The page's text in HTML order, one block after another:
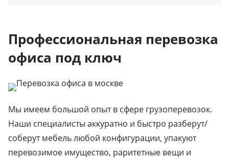
Профессиональная перевозка
офиса под ключ
Мы имеем большой опыт в сфере грузоперевозок.
Наши специалисты аккуратно и быстро разберут/
соберут мебель любой конфигурации, упакуют
перевозимое имущество, раритетные вещи и